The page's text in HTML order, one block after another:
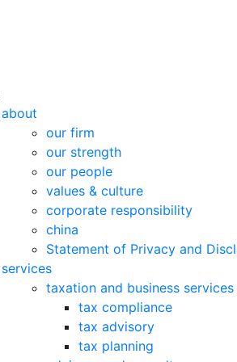
Close
about
our firm
our strength
our people
values & culture
corporate responsibility
china
Statement of Privacy and
services
taxation and business services
tax compliance
tax advisory
tax planning